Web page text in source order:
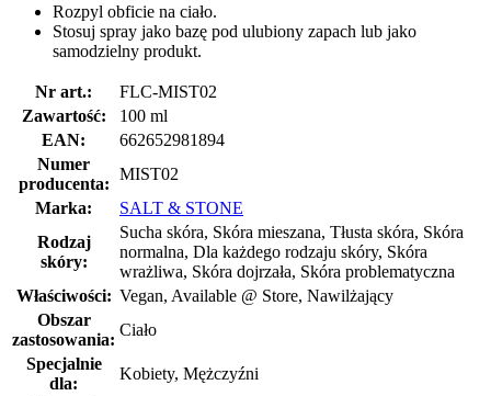
Rozpyl obficie na ciało.
Stosuj spray jako bazę pod ulubiony zapach lub jako
samodzielny produkt.
Nr art.:
FLC-MIST02
Zawartość:
100 ml
EAN:
662652981894
Numer
producenta:
MIST02
Marka:
SALT & STONE
Rodzaj
skóry:
Sucha skóra, Skóra mieszana, Tłusta skóra, Skóra
normalna, Dla każdego rodzaju skóry, Skóra
wrażliwa, Skóra dojrzała, Skóra problematyczna
Właściwości: Vegan, Available @ Store, Nawilżający
Obszar
zastosowania:
Ciało
Specjalnie
dla:
Kobiety, Mężczyźni